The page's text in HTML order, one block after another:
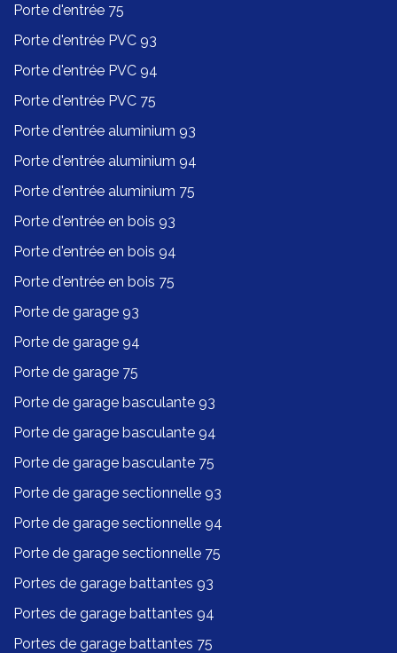
Porte d'entrée 75
Porte d'entrée PVC 93
Porte d'entrée PVC 94
Porte d'entrée PVC 75
Porte d'entrée aluminium 93
Porte d'entrée aluminium 94
Porte d'entrée aluminium 75
Porte d'entrée en bois 93
Porte d'entrée en bois 94
Porte d'entrée en bois 75
Porte de garage 93
Porte de garage 94
Porte de garage 75
Porte de garage basculante 93
Porte de garage basculante 94
Porte de garage basculante 75
Porte de garage sectionnelle 93
Porte de garage sectionnelle 94
Porte de garage sectionnelle 75
Portes de garage battantes 93
Portes de garage battantes 94
Portes de garage battantes 75